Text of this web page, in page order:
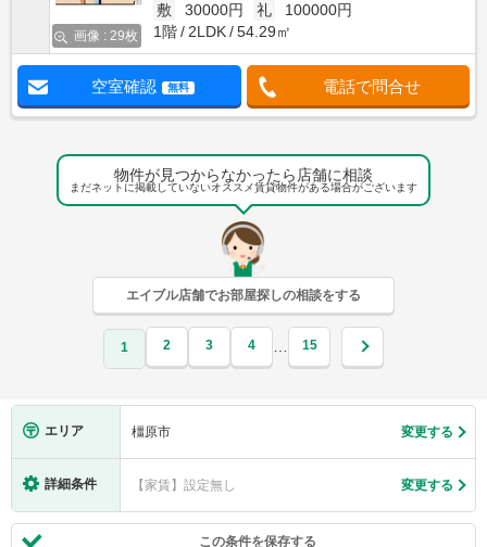
画像 : 29枚
敷
30000円 礼
100000円
1階
2LDK 54.29㎡
空室確認 無料 電話で問合せ
物件が見つからなかったら店舗に相談
まだネットに掲載していないオススメ賃貸物件がある場合がございます
エイブル店舗でお部屋探しの相談をする
1 2 3 4 … 15
エリア 橿原市 変更する
詳細条件 【家賃】設定無し 変更する
この条件を保存する